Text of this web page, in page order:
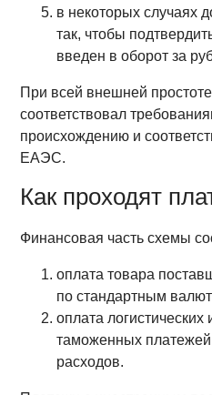
в некоторых случаях
так, чтобы
введен в оборот за
При всей внешней
соответствовал
происхождению и
ЕАЭС.
Как проходят
Финансовая часть схемы
оплата товара
по стандартным
оплата логистических
таможенных
расходов.